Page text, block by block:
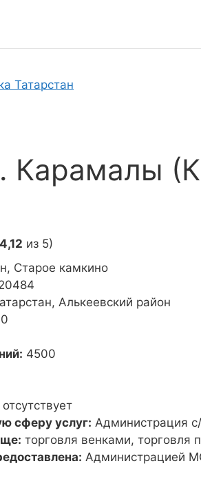
Татарстан
Карамалы
4,12 из 5)
Старое камкино
Алькеевский район
4500
отсутствует
сферу услуг: Администрация
торговля венками, торговля
Администрацией